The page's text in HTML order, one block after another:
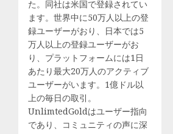
た。同社は米国で登録されてい
ます。世界中に50万人以上の登
録ユーザーがおり、日本では5
万人以上の登録ユーザーがお
り、プラットフォームには1日
あたり最大20万人のアクティブ
ユーザーがいます。1億ドル以
上の毎日の取引。
UnlimtedGoldはユーザー指向
であり、コミュニティの声に深